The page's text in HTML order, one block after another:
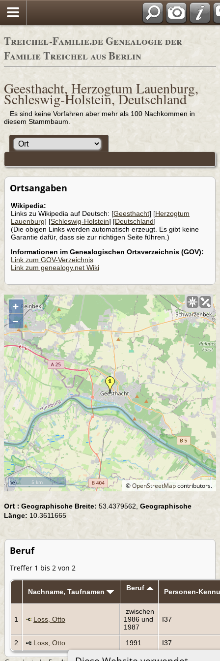
Adressbücher
Treichel-Familie.de Genealogie der
Familie Treichel aus Berlin
Geesthacht, Herzogtum Lauenburg,
Schleswig-Holstein, Deutschland
Es sind keine Vorfahren aber mehr als 100 Nachkommen in
diesem Stammbaum.
Ortsangaben
Wikipedia:
Links zu Wikipedia auf Deutsch: [Geesthacht] [Herzogtum
Lauenburg] [Schleswig-Holstein] [Deutschland]
(Die obigen Links werden automatisch erzeugt. Es gibt keine
Garantie dafür, dass sie zur richtigen Seite führen.)
Informationen im Genealogischen Ortsverzeichnis (GOV):
Link zum GOV-Verzeichnis
Link zum genealogy.net Wiki
+
–
©OpenStreetMapcontributors.
5 km
Ort : Geographische Breite:53.4379562, Geographische
Länge: 10.3611665
Beruf
Treffer 1 bis 2 von 2
Nachname, Taufnamen Beruf Personen-
1 Loss, Otto
zwischen
1986 und
1987
I37
2 Loss, Otto 1991 I37